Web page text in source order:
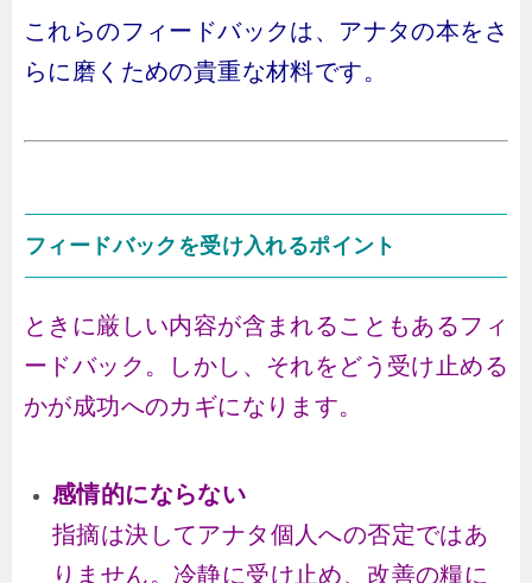
これらのフィードバックは、アナタの本をさ
らに磨くための貴重な材料です。
フィードバックを受け入れるポイント
ときに厳しい内容が含まれることもあるフィ
ードバック。しかし、それをどう受け止める
かが成功へのカギになります。
感情的にならない
指摘は決してアナタ個人への否定ではあ
りません。冷静に受け止め、改善の糧に